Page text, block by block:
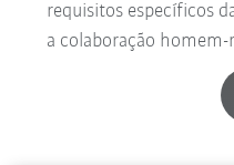
requisitos específicos
a colaboração homem-